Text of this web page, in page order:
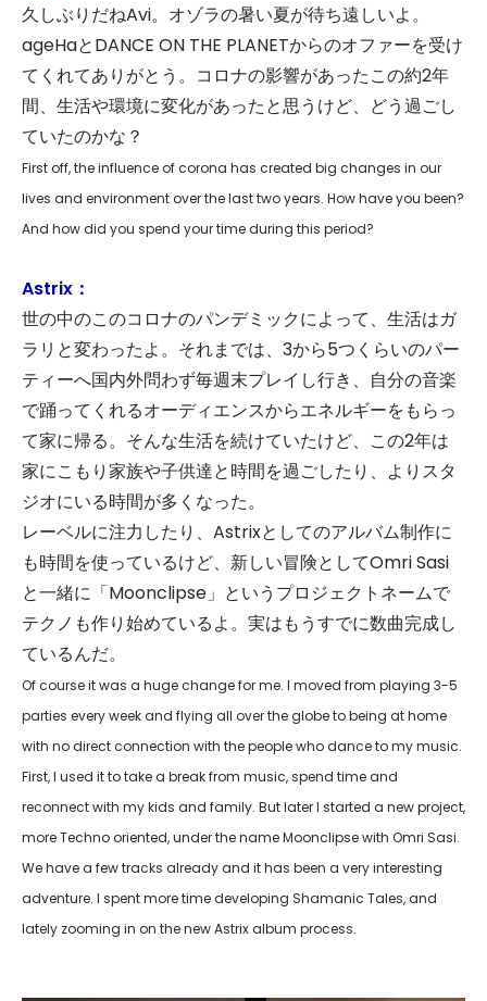
久しぶりだねAvi。オゾラの暑い夏が待ち遠しいよ。
ageHaとDANCE ON THE PLANETからのオファーを受け
てくれてありがとう。コロナの影響があったこの約2年
間、生活や環境に変化があったと思うけど、どう過ごし
ていたのかな？
First off, the influence of corona has created big changes in our
lives and environment over the last two years. How have you been?
And how did you spend your time during this period?
Astrix：
世の中のこのコロナのパンデミックによって、生活はガ
ラリと変わったよ。それまでは、3から5つくらいのパー
ティーへ国内外問わず毎週末プレイし行き、自分の音楽
で踊ってくれるオーディエンスからエネルギーをもらっ
て家に帰る。そんな生活を続けていたけど、この2年は
家にこもり家族や子供達と時間を過ごしたり、よりスタ
ジオにいる時間が多くなった。
レーベルに注力したり、Astrixとしてのアルバム制作に
も時間を使っているけど、新しい冒険としてOmri Sasi
と一緒に「Moonclipse」というプロジェクトネームで
テクノも作り始めているよ。実はもうすでに数曲完成し
ているんだ。
Of course it was a huge change for me. I moved from playing 3-5
parties every week and flying all over the globe to being at home
with no direct connection with the people who dance to my music.
First, I used it to take a break from music, spend time and
reconnect with my kids and family. But later I started a new project,
more Techno oriented, under the name Moonclipse with Omri Sasi.
We have a few tracks already and it has been a very interesting
adventure. I spent more time developing Shamanic Tales, and
lately zooming in on the new Astrix album process.